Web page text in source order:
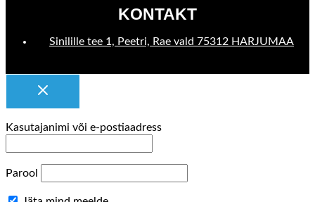
KONTAKT
Sinilille tee 1, Peetri, Rae vald 75312 HARJUMAA
Kasutajanimi või e-postiaadress
Parool